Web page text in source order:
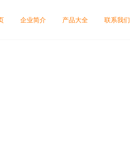
企业简介 产品大全 联系我们